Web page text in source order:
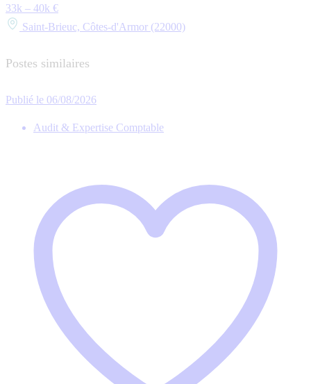
33k – 40k €
Saint-Brieuc, Côtes-d'Armor (22000)
Postes similaires
Publié le 06/08/2026
Audit & Expertise Comptable